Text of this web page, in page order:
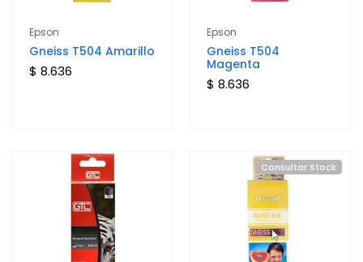
Epson
Gneiss T504 Amarillo
$ 8.636
Epson
Gneiss T504
Magenta
$ 8.636
Consultar Stock